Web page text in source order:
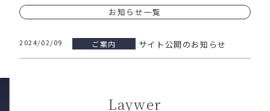
お知らせ一覧
2024/02/09 ご案内 サイト公開のお知らせ
Laywer